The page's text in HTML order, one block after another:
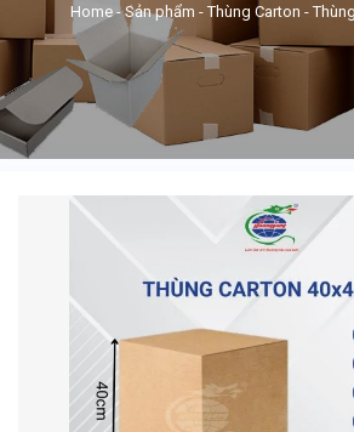
Home-Sản phẩm -Thùng Carton -